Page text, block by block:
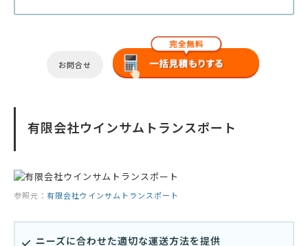
お問合せ
有限会社ウインサムトランスポート
参照元： 有限会社ウインサムトランスポート
ニーズに合わせた適切な運送方法を提供